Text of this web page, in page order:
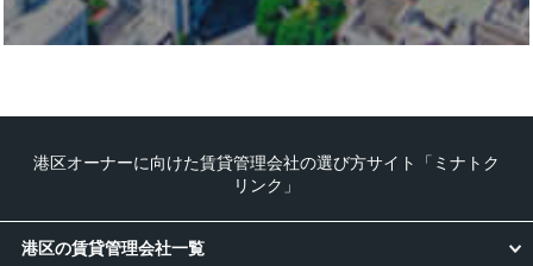
港区オーナーに向けた賃貸管理会社の選び方サイト「ミナトク
リンク」
港区の賃貸管理会社一覧